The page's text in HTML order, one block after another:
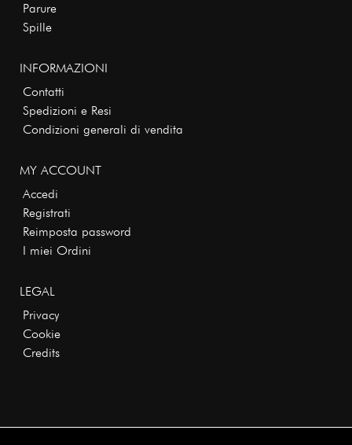
Parure
Spille
INFORMAZIONI
Contatti
Spedizioni e Resi
Condizioni generali di vendita
MY ACCOUNT
Accedi
Registrati
Reimposta password
I miei Ordini
LEGAL
Privacy
Cookie
Credits